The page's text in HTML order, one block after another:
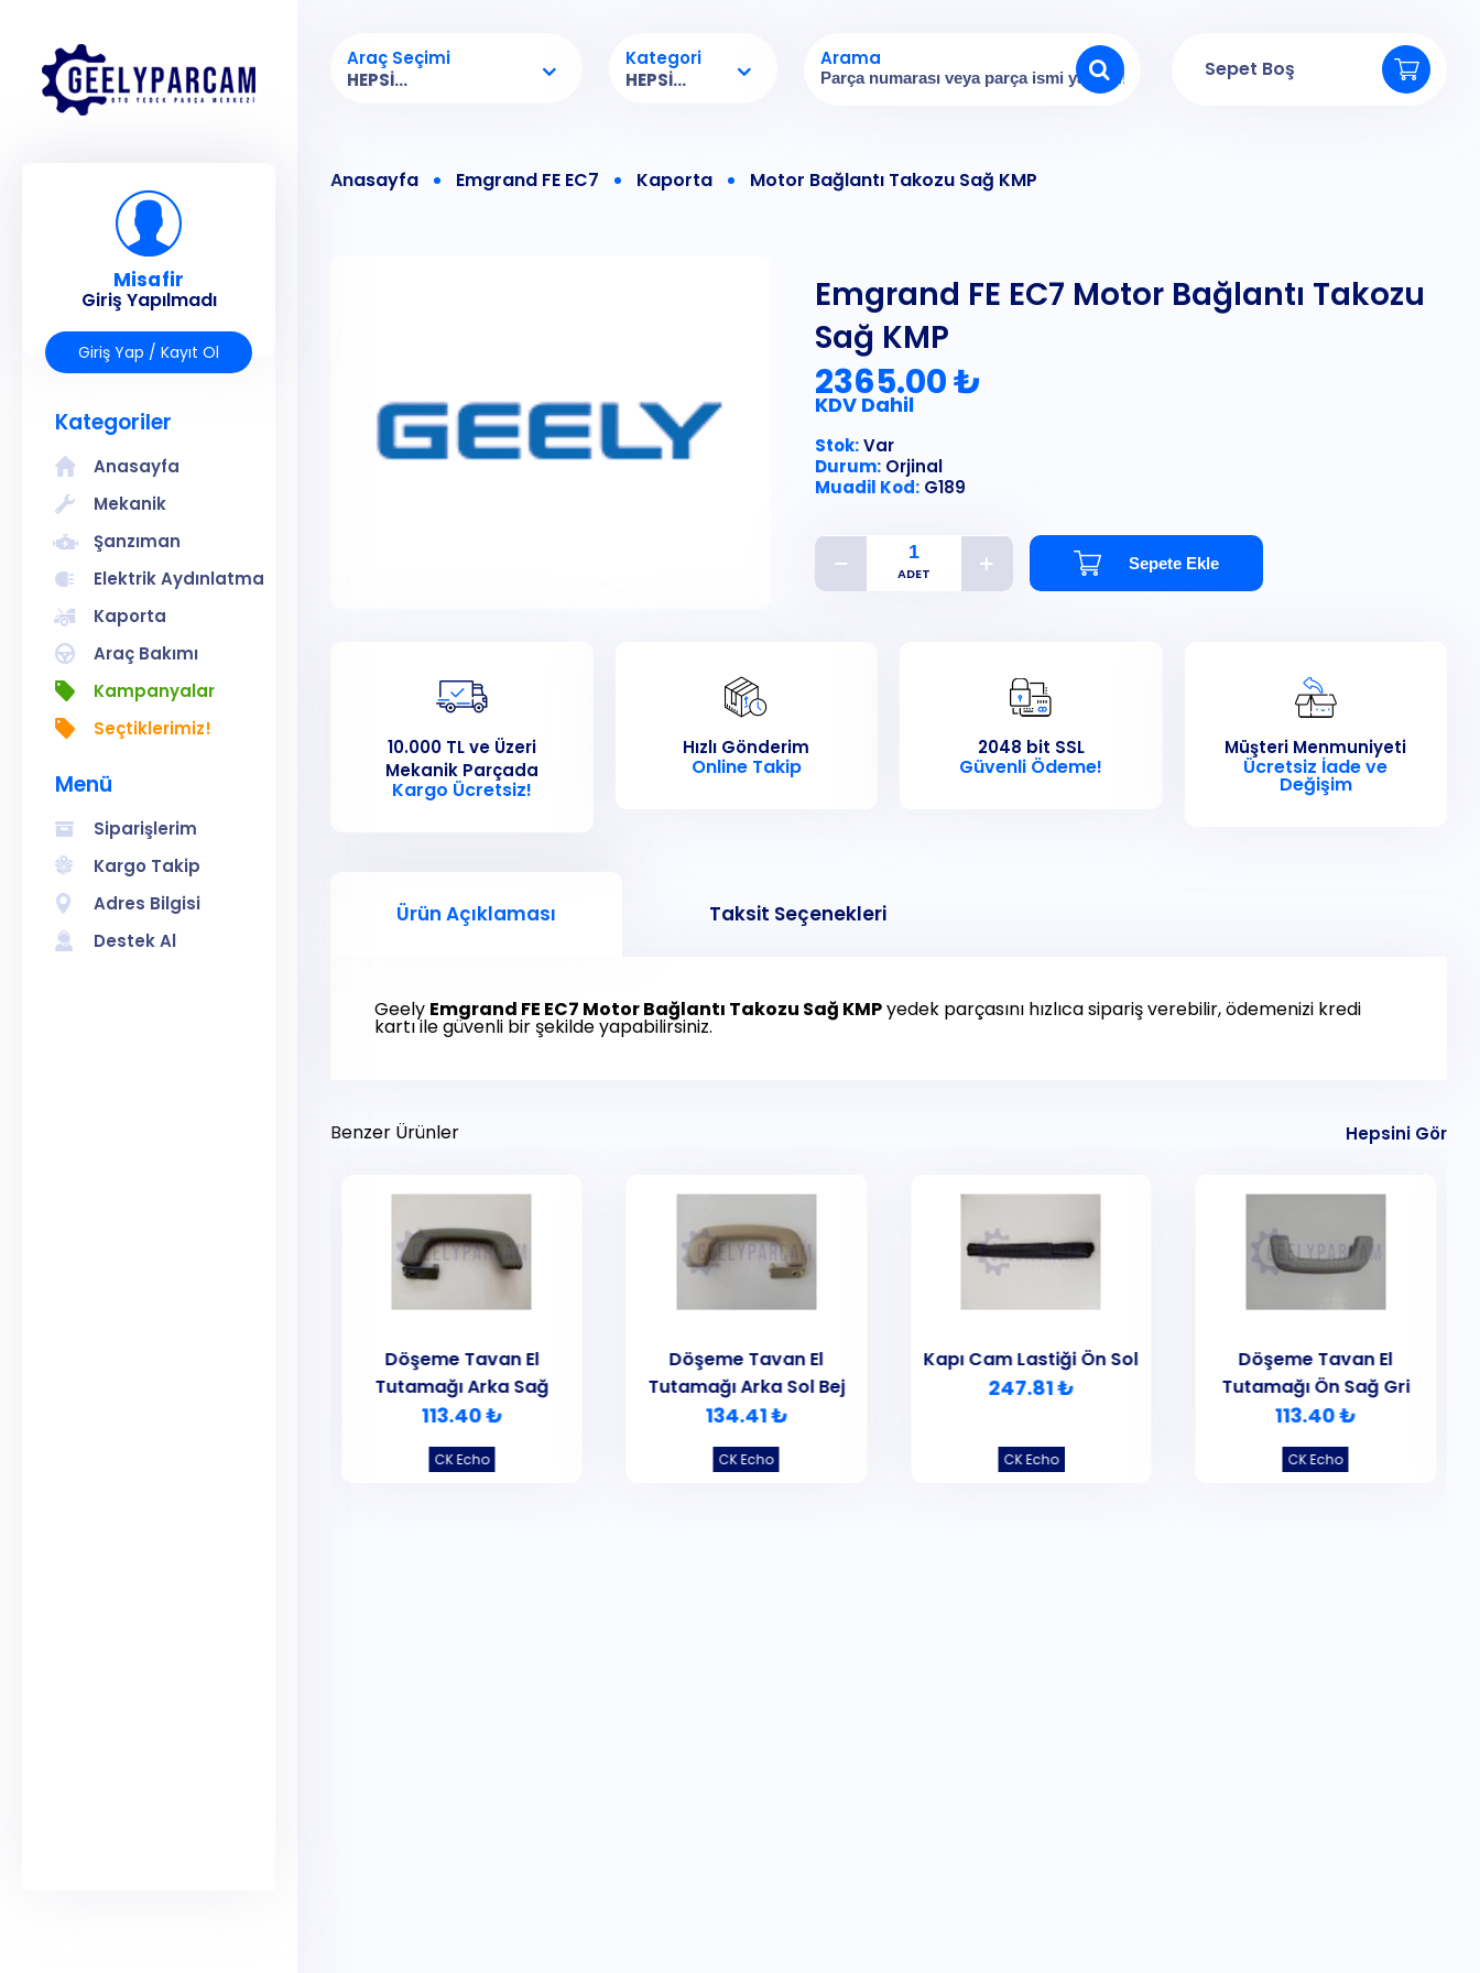
Misafir
Giriş Yapılmadı
Giriş Yap / Kayıt Ol
Kategoriler
Anasayfa
Mekanik
Şanzıman
Elektrik Aydınlatma
Kaporta
Araç Bakımı
Kampanyalar
Seçtiklerimiz!
Menü
Siparişlerim
Kargo Takip
Adres Bilgisi
Destek Al
Araç Seçimi
HEPSI...
Kategori
HEPSI...
Arama Sepet Boş
Anasayfa Emgrand FE EC7 Kaporta Motor Bağlantı Takozu Sağ KMP
Emgrand FE EC7 Motor Bağlantı Takozu
Sağ KMP
2365.00 ₺
KDV Dahil
Stok:Var
Durum: Orjinal
Muadil Kod: G189
Sepete Ekle
10.000 TL ve Üzeri
Mekanik Parçada
Kargo Ücretsiz!
Hızlı Gönderim
Online Takip
2048 bit SSL
Güvenli Ödeme!
Müşteri Menmuniyeti
Ücretsiz İade ve
Değişim
Ürün Açıklaması Taksit Seçenekleri
Geely Emgrand FE EC7 Motor Bağlantı Takozu Sağ KMPyedek parçasını hızlıca sipariş verebilir, ödemenizi kredi
kartı ile güvenli bir şekilde yapabilirsiniz.
Benzer Ürünler Hepsini Gör
CK Echo
Döşeme Tavan El
Tutamağı Arka Sağ
113.40 ₺
CK Echo
Döşeme Tavan El
Tutamağı Arka Sol Bej
134.41 ₺
CK Echo
Kapı Cam Lastiği Ön Sol
247.81 ₺
CK Echo
Döşeme Tavan El
Tutamağı Ön Sağ Gri
113.40 ₺